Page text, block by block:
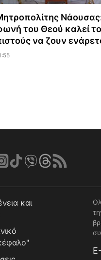
του Θεού καλεί
να ζουν
και